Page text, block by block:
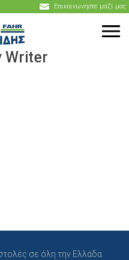
Επικοινωνήστε μαζί μας
Writer
σε όλη την Ελλάδα